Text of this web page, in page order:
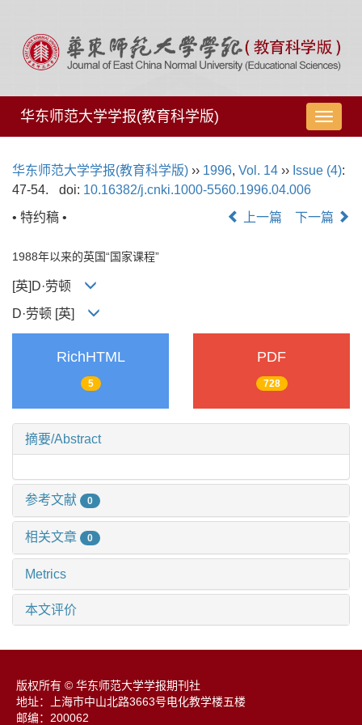
导
航
换
华东师范大学学报(教育科学版)
华东师范大学学报(教育科学版) ›› 1996, Vol. 14 ›› Issue (4):
47-54.
doi: 10.16382/j.cnki.1000-5560.1996.04.006
• 特约稿 •
上一篇 下一篇
1988年以来的英国“国家课程”
[英]D·劳顿
D·劳顿 [英]
RichHTML
5
PDF
728
摘要/Abstract
参考文献 0
相关文章 0
Metrics
本文评价
版权所有 © 华东师范大学学报期刊社
地址：上海市中山北路3663号电化教学楼五楼
邮编：200062